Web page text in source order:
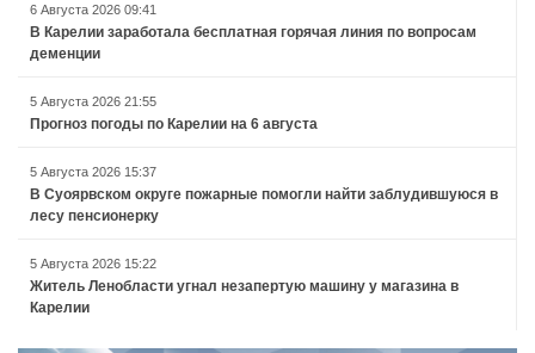
6 Августа 2026 09:41
В Карелии заработала бесплатная горячая линия по вопросам
деменции
5 Августа 2026 21:55
Прогноз погоды по Карелии на 6 августа
5 Августа 2026 15:37
В Суоярвском округе пожарные помогли найти заблудившуюся в
лесу пенсионерку
5 Августа 2026 15:22
Житель Ленобласти угнал незапертую машину у магазина в
Карелии